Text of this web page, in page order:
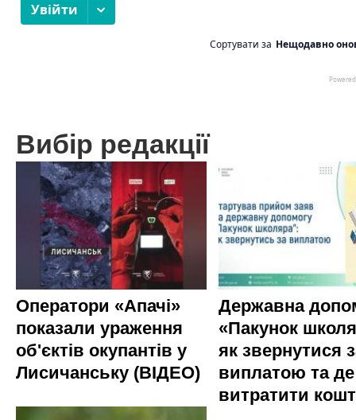
Вибір редакції
Оператори «Апачі»
показали ураження
об'єктів окупантів у
Лисичанську (ВІДЕО)
Державна
«Пакунок
як звернутися
виплатою та де
витратити